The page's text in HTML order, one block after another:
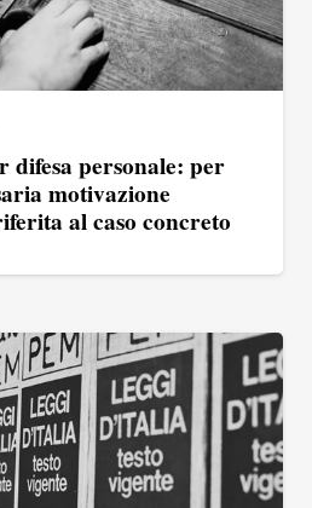
difesa personale: per
motivazione
al caso concreto